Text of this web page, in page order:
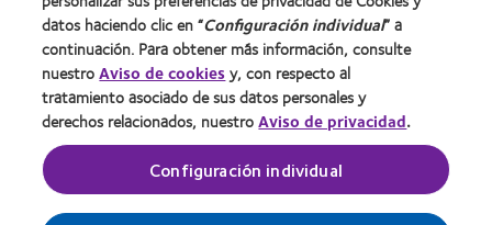
Contacto
Legal
Política de privacidad
Condiciones del servicio
datos haciendo clic en “Configuración individual” a
continuación. Para obtener más información, consulte
nuestroAviso de cookiesy, con respecto al
tratamiento asociado de sus datos personales y
derechos relacionados, nuestroAviso de privacidad.
Configuración individual